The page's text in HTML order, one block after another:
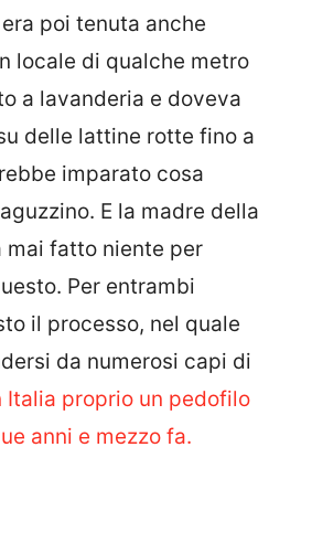
poi tenuta anche
locale di qualche metro
a lavanderia e doveva
delle lattine rotte fino a
imparato cosa
E la madre della
mai fatto niente per
Per entrambi
il processo, nel quale
da numerosi capi di
Italia proprio un pedofilo
anni e mezzo fa.